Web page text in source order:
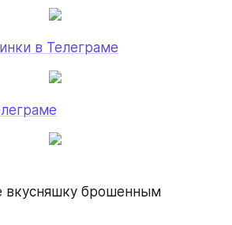
в Телеграме
вкусняшку брошенным